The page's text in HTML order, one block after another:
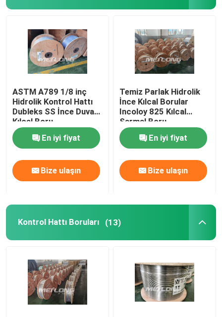
Boru Kapsüllü Kablo
SS Hidrolik Boru
Kılcal Hat
Nikel Alaşımlı Boru
Jeotermal Boru
ASTM A789 1/8 inç
Hidrolik Kontrol Hattı
Dubleks SS İnce Duvarlı
Kılcal Boru
En iyi fiyat
Bize ulaşın
Temiz Parlak Hidrolik
İnce Kılcal Borular
Incoloy 825 Kılcal
Sarmal Boru
En iyi fiyat
Bize ulaşın
Kontrol Hattı Boruları (13)